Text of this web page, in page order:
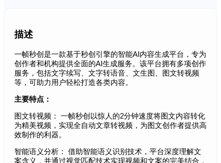
描述
一帧秒创是一款基于秒创引擎的智能AI内容生成平台，专为
创作者和机构提供全面的AI生成服务。该平台拥有多项创作
服务，包括文字续写、文字转语音、文生图、图文转视频
等，可助力用户轻松打造各类内容。
主要特点：
图文转视频： 一帧秒创以惊人的2分钟速度将图文内容转化
为精美视频，实现全自动文章转视频，为图文创作者提供高
效制作的利器。
智能语义分析： 借助智能语义识别技术，平台深度理解文
案含义，并通过视觉匹配技术实现视频和文案的完美结合，